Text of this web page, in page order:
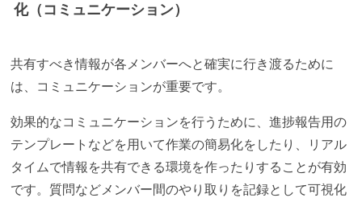
化（コミュニケーション）
共有すべき情報が各メンバーへと確実に行き渡るために
は、コミュニケーションが重要です。
効果的なコミュニケーションを行うために、進捗報告用の
テンプレートなどを用いて作業の簡易化をしたり、リアル
タイムで情報を共有できる環境を作ったりすることが有効
です。質問などメンバー間のやり取りを記録として可視化